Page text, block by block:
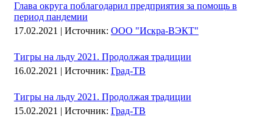
Глава округа поблагодарил предприятия за помощь в
период пандемии
17.02.2021 | Источник: ООО "Искра-ВЭКТ"
Тигры на льду 2021. Продолжая традиции
16.02.2021 | Источник: Град-ТВ
Тигры на льду 2021. Продолжая традиции
15.02.2021 | Источник: Град-ТВ